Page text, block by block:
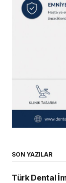
SON YAZILAR
Türk Dental